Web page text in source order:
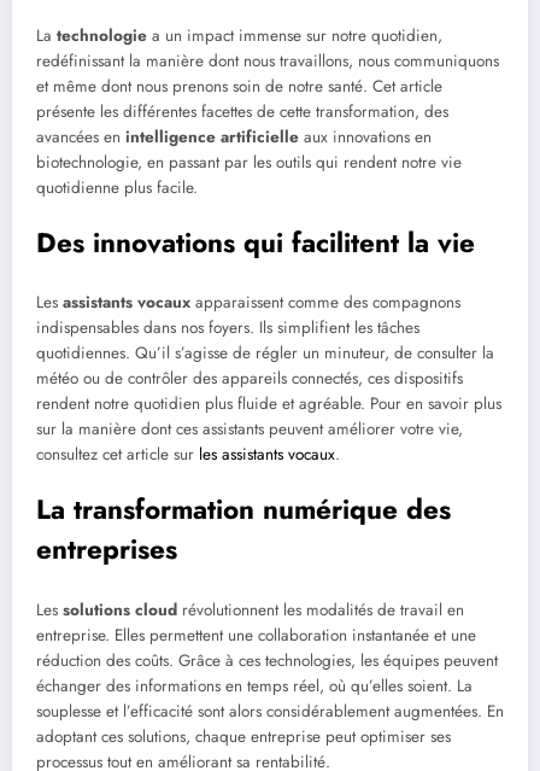
La technologie a un impact immense sur notre quotidien,
redéfinissant la manière dont nous travaillons, nous communiquons
et même dont nous prenons soin de notre santé. Cet article
présente les différentes facettes de cette transformation, des
avancées en intelligence artificielle aux innovations en
biotechnologie, en passant par les outils qui rendent notre vie
quotidienne plus facile.
Des innovations qui facilitent la vie
Les assistants vocaux apparaissent comme des compagnons
indispensables dans nos foyers. Ils simplifient les tâches
quotidiennes. Qu’il s’agisse de régler un minuteur, de consulter la
météo ou de contrôler des appareils connectés, ces dispositifs
rendent notre quotidien plus fluide et agréable. Pour en savoir plus
sur la manière dont ces assistants peuvent améliorer votre vie,
consultez cet article sur les assistants vocaux.
La transformation numérique des
entreprises
Les solutions cloud révolutionnent les modalités de travail en
entreprise. Elles permettent une collaboration instantanée et une
réduction des coûts. Grâce à ces technologies, les équipes peuvent
échanger des informations en temps réel, où qu’elles soient. La
souplesse et l’efficacité sont alors considérablement augmentées. En
adoptant ces solutions, chaque entreprise peut optimiser ses
processus tout en améliorant sa rentabilité.